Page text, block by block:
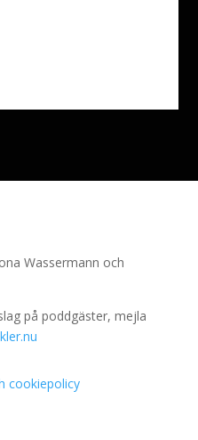
Wassermann och
på poddgäster, mejla
cookiepolicy